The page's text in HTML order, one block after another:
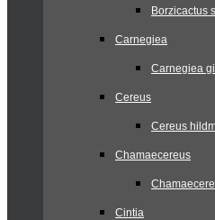
Borzicactus
Carnegiea
Carnegiea
Cereus
Cereus
Chamaecereus
Cintia